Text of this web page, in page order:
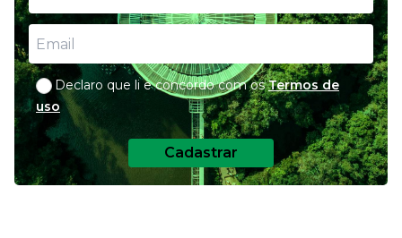
Declaro que li e concordo com os Termos de
uso
Cadastrar